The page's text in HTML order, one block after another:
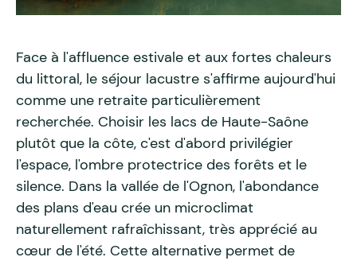
Face à l'affluence estivale et aux fortes chaleurs
du littoral, le séjour lacustre s'affirme aujourd'hui
comme une retraite particulièrement
recherchée. Choisir les lacs de Haute-Saône
plutôt que la côte, c'est d'abord privilégier
l'espace, l'ombre protectrice des forêts et le
silence. Dans la vallée de l'Ognon, l'abondance
des plans d'eau crée un microclimat
naturellement rafraîchissant, très apprécié au
cœur de l'été. Cette alternative permet de